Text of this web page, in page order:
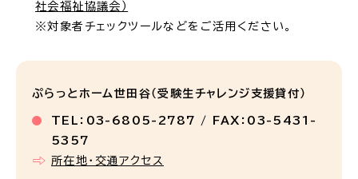
社会福祉協議会）
※対象者チェックツールなどをご活用ください。
ぷらっとホーム世田谷（受験生チャレンジ支援貸付）
TEL：03-6805-2787 / FAX：03-5431-
5357
所在地・交通アクセス